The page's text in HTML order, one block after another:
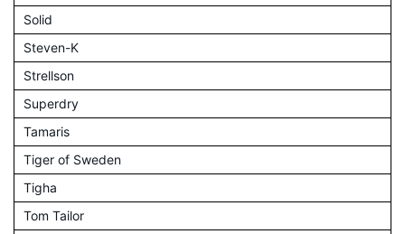
Solid
Steven-K
Strellson
Superdry
Tamaris
Tiger of Sweden
Tigha
Tom Tailor